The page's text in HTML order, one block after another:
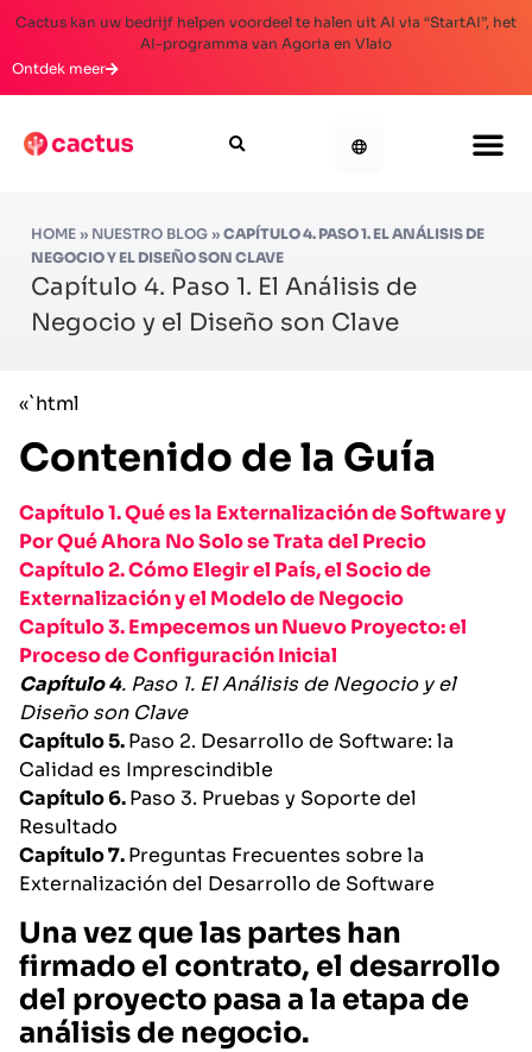
Cactus kan uw bedrijf helpen voordeel te halen uit AI via “StartAI”, het
AI-programma van Agoria en Vlaio
Ontdek meer
HOME » NUESTRO BLOG » CAPÍTULO 4. PASO 1. EL ANÁLISIS DE
NEGOCIO Y EL DISEÑO SON CLAVE
Capítulo 4. Paso 1. El Análisis de
Negocio y el Diseño son Clave
«`html
Contenido de la Guía
Capítulo 1. Qué es la Externalización de Software y
Por Qué Ahora No Solo se Trata del Precio
Capítulo 2. Cómo Elegir el País, el Socio de
Externalización y el Modelo de Negocio
Capítulo 3. Empecemos un Nuevo Proyecto: el
Proceso de Configuración Inicial
Capítulo 4. Paso 1. El Análisis de Negocio y el
Diseño son Clave
Capítulo 5.Paso 2. Desarrollo de Software: la
Calidad es Imprescindible
Capítulo 6.Paso 3. Pruebas y Soporte del
Resultado
Capítulo 7.Preguntas Frecuentes sobre la
Externalización del Desarrollo de Software
Una vez que las partes han
firmado el contrato, el desarrollo
del proyecto pasa a la etapa de
análisis de negocio.